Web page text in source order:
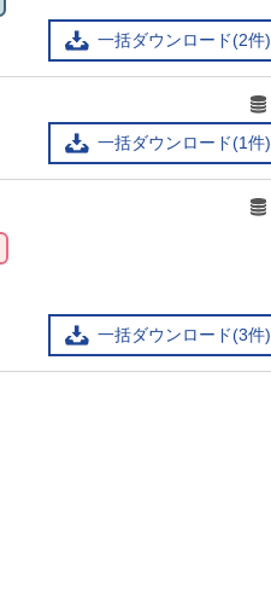
一括ダウンロード(2件)
一括ダウンロード(1件)
一括ダウンロード(3件)